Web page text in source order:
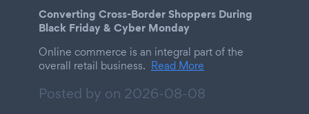
Converting Cross-Border Shoppers During
Black Friday & Cyber Monday
Online commerce is an integral part of the
overall retail business. Read More
Posted by on 2026-08-08